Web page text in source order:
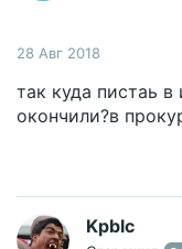
28 Авг 2018
так куда пистаь в
окончили?в
Kpblc